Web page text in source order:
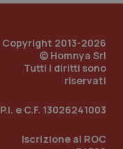
Copyright 2013-2026
© Homnya Srl
Tutti i diritti sono
riservati
P.I. e C.F. 13026241003
Iscrizione al ROC